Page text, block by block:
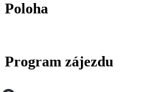
Poloha
Program zájezdu